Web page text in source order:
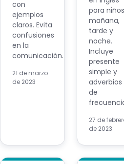
con
ejemplos
claros. Evita
confusiones
en la
comunicación.
21 de marzo
de 2023
para
mañana,
tarde y
noche.
Incluye
presente
simple y
adverbios
de
27 de
de 2023